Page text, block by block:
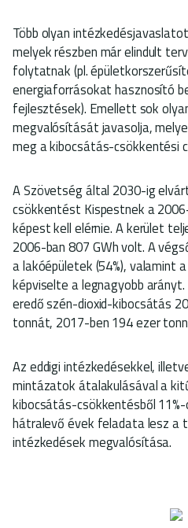
Több olyan
melyek részben már elindult
folytatnak (pl.
energiaforrásokat hasznosító
fejlesztések). Emellett sok
megvalósítását javasolja,
meg a kibocsátás-csökkentési
A Szövetség által 2030-ig
csökkentést Kispestnek a
képest kell elérnie. A kerület
2006-ban 807 GWh volt. A
a lakóépületek (54%), valamint
képviselte a legnagyobb
eredő szén-dioxid-kibocsátás
tonnát, 2017-ben 194 ezer
Az eddigi intézkedésekkel,
mintázatok átalakulásával a
kibocsátás-csökkentésből
hátralevő évek feladata lesz a
intézkedések megvalósítása.